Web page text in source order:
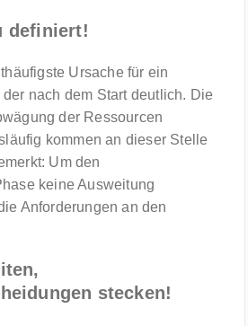
definiert!
Ursache für ein
nach dem Start deutlich. Die
der Ressourcen
kommen an dieser Stelle
Um den
keine Ausweitung
Anforderungen an den
stecken!